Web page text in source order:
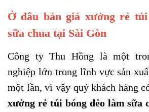
Ở đâu bán giá xưởng rẻ
sữa chua tại Sài Gòn
Công ty Thu Hồng là một
nghiệp lớn trong lĩnh vực sản
một lần, vì vậy quý khách hàng
xưởng rẻ túi bóng dẻo làm sữa